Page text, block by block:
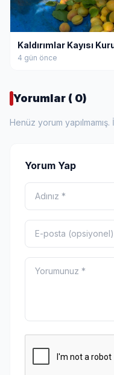
Kaldırımlar Kayısı
4 gün önce
Yorumlar ( 0)
Henüz yorum
Yorum Yap